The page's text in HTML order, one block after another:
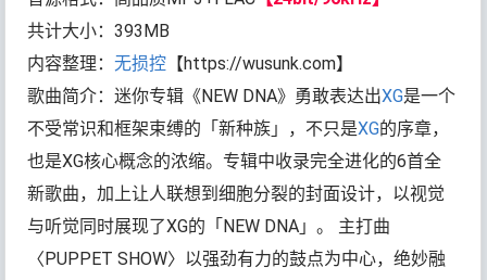
共计大小：393MB
内容整理：无损控 【https://wusunk.com】
歌曲简介：迷你专辑《NEW DNA》勇敢表达出XG是一个
不受常识和框架束缚的「新种族」，不只是XG的序章，
也是XG核心概念的浓缩。专辑中收录完全进化的6首全
新歌曲，加上让人联想到细胞分裂的封面设计，以视觉
与听觉同时展现了XG的「NEW DNA」。 主打曲
〈PUPPET SHOW〉以强劲有力的鼓点为中心，绝妙融